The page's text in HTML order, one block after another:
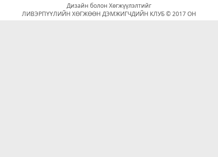
Дизайн болон Хөгжүүлэлтийг
ЛИВЭРПҮҮЛИЙН ХӨГЖӨӨН ДЭМЖИГЧДИЙН КЛУБ © 2017 ОН